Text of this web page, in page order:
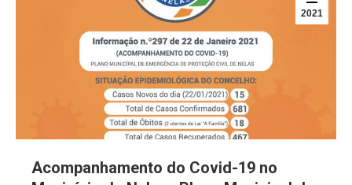
2021
Acompanhamento do Covid-19 no